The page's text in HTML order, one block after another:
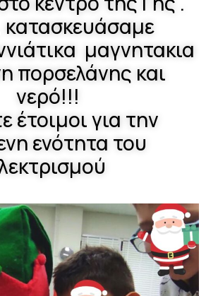
κατασκευάσαμε
μαγνητακια
πορσελάνης και
νερό!!!
έτοιμοι για την
ενότητα του